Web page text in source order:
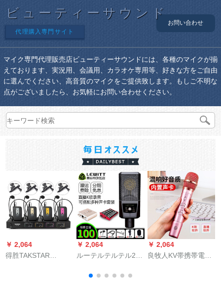
ビューティーサウンド
代理購入専門サイト
お問い合わせ
マイク専門代理販売店ビューティーサウンドには、各種のマイクが揃
えております、実況用、会議用、カラオケ専用等、好きな方をご自由
に選んでください、高音質のマイクをご提供致します。もしご不明な
点がございましたら、お気軽にお問い合わせください。
￥ 2,064
得胜TAKSTAR
￥ 2,064
ルーテルテルテル240
放送设备フルセイル
￥ 2,064
良牧人KV帯携帯電話